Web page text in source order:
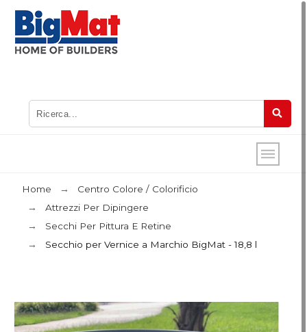
Home
Centro Colore / Colorificio
Attrezzi Per Dipingere
Secchi Per Pittura E Retine
Secchio per Vernice a Marchio BigMat - 18,8 l